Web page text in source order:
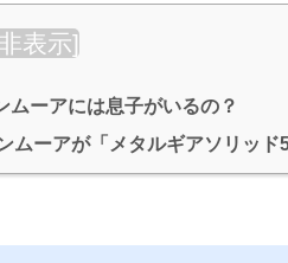
表示]
ムーアには息子がいるの？
ムーアが「メタルギアソリッド